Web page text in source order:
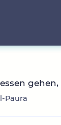
Paura